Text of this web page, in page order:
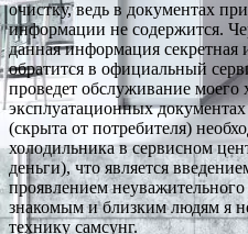
очистку, ведь в документах
информации не содержится.
данная информация секретная
обратится в официальный
проведет обслуживание моего
эксплуатационных
(скрыта от потребителя)
холодильника в сервисном
деньги), что является
проявлением
знакомым и близким людям я
технику самсунг.